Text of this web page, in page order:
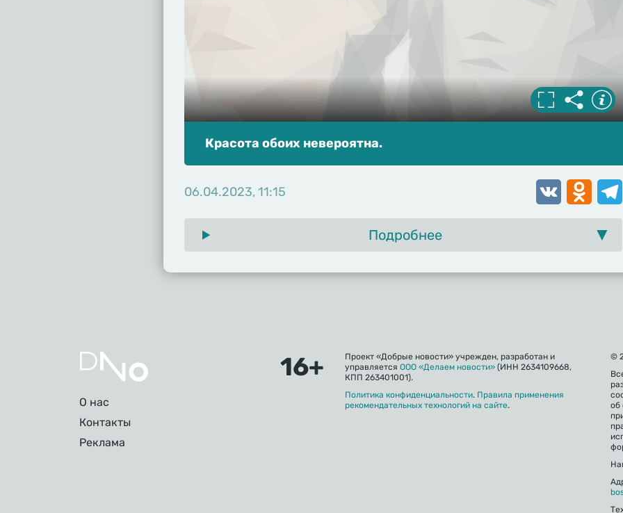
Красота обоих невероятна.
06.04.2023, 11:15 VK
Подробнее
Подвал
О нас
Контакты
Реклама
Проект «Добрые новости» учрежден, разработан и
управляется ООО «Делаем новости» (ИНН 2634109668,
КПП 263401001).
Политика конфиденциальности. Правила применения
рекомендательных технологий на сайте.
©
об